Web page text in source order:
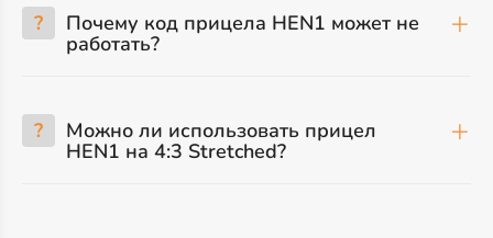
? Почему код прицела HEN1 может не
работать?
? Можно ли использовать прицел
HEN1 на 4:3 Stretched?